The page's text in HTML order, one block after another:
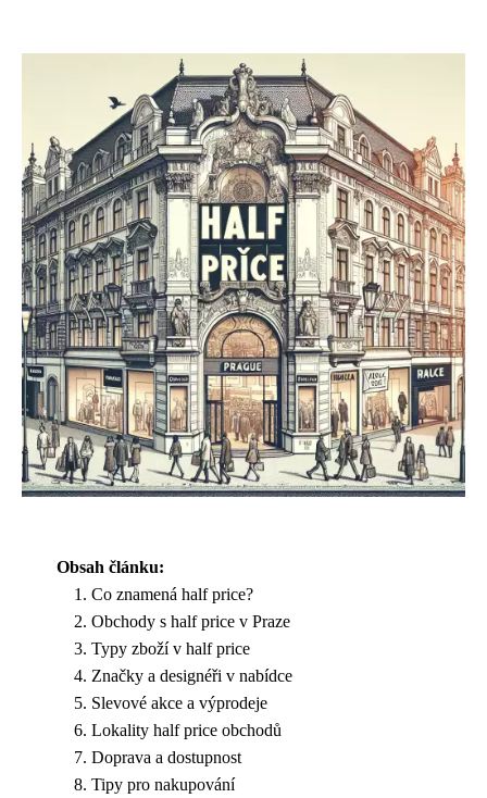
Obsah článku:
Co znamená half price?
Obchody s half price v Praze
Typy zboží v half price
Značky a designéři v nabídce
Slevové akce a výprodeje
Lokality half price obchodů
Doprava a dostupnost
Tipy pro nakupování